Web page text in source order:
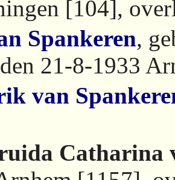
[104],
Spankeren,
21-8-1933
van
Catharina